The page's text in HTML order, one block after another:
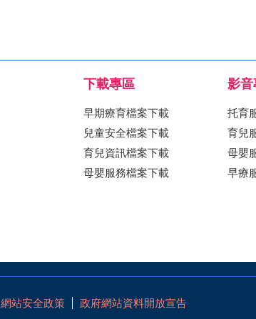
下載專區
早期療育檔案下載
兒童安全檔案下載
育兒資訊檔案下載
母嬰服務檔案下載
影
托育
育兒
母嬰
早療
網站安全政策 政府網站資料開放宣告